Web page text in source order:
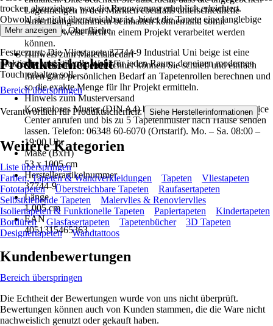
Lagermengen in den Märkten ebenfalls unterschiedliche
Anfertigungsnummern beinhalten können und somit
möglicherweise nicht in einem Projekt verarbeitet werden
können.
Hinweis zum Materialbedarf
Mit unserem Tapetenrechner können Sie schnell und einfach
Ihren ganz persönlichen Bedarf an Tapetenrollen berechnen und
so die exakte Menge für Ihr Projekt ermitteln.
Hinweis zum Musterversand
Kostenloses Muster (DIN A4) bestellen: HORNBACH Service
Center anrufen und bis zu 5 Tapetenmuster nach Hause senden
lassen. Telefon: 06348 60-6070 (Ortstarif). Mo. – Sa. 08:00 –
19:00 Uhr
Maße (BxH)
53 x 1005 cm
Herstellerartikelnummer
37744-9
Länge
1.005 cm
EAN
4051315465363
trocken abzuziehen, was die Renovierung erheblich erleichtert.
Obwohl sie nicht überstreichbar ist, bietet die Tapete eine langlebige
und pflegeleichte Oberfläche.
Festgezurrt: Die Vliestapete 37744-9 Industrial Uni beige ist eine
praktische und stilvolle Wahl für jeden Raum, der einen modernen
Touch erhalten soll.
Mehr anzeigen
Produktsicherheit
Bereich überspringen
Verantwortlich für Produktsicherheit: Siehe Herstellerinformationen .
Weitere Kategorien
Liste überspringen
Farben, Tapeten & Wandverkleidungen
Tapeten
Vliestapeten
Fototapeten
Überstreichbare Tapeten
Raufasertapeten
Selbstklebende Tapeten
Malervlies & Renoviervlies
Isoliertapeten & Funktionelle Tapeten
Papiertapeten
Kindertapeten
Bordüren
Glasfasertapeten Tapetenbücher
3D Tapeten
Designertapeten
Wandtattoos
Kundenbewertungen
Bereich überspringen
Die Echtheit der Bewertungen wurde von uns nicht überprüft.
Bewertungen können auch von Kunden stammen, die die Ware nicht
nachweislich genutzt oder gekauft haben.